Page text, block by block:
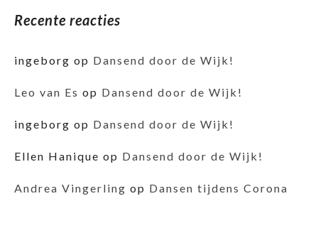
Recente reacties
ingeborg op Dansend door de Wijk!
Leo van Es op Dansend door de Wijk!
ingeborg op Dansend door de Wijk!
Ellen Hanique op Dansend door de Wijk!
Andrea Vingerling op Dansen tijdens Corona